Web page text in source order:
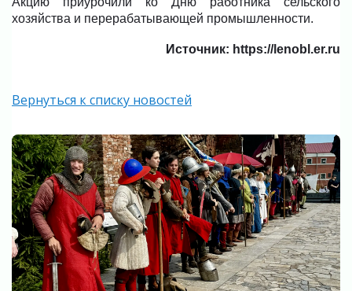
хозяйства и перерабатывающей промышленности.
Источник: https://lenobl.er.ru
Вернуться к списку новостей